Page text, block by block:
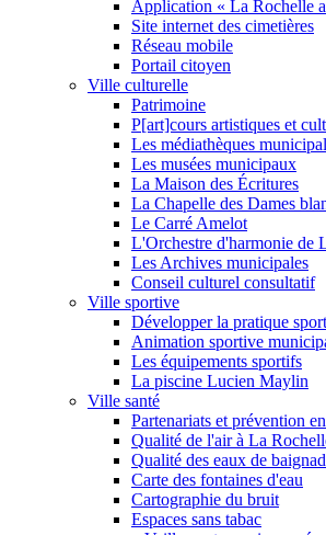
Application « La Rochelle
Site internet des cimetières
Réseau mobile
Portail citoyen
Ville culturelle
Patrimoine
P[art]cours artistiques et
Les médiathèques
Les musées municipaux
La Maison des Écritures
La Chapelle des Dames
Le Carré Amelot
L'Orchestre d'harmonie de
Les Archives municipales
Conseil culturel consultatif
Ville sportive
Développer la pratique
Animation sportive
Les équipements sportifs
La piscine Lucien Maylin
Ville santé
Partenariats et prévention
Qualité de l'air à La
Qualité des eaux de
Carte des fontaines d'eau
Cartographie du bruit
Espaces sans tabac